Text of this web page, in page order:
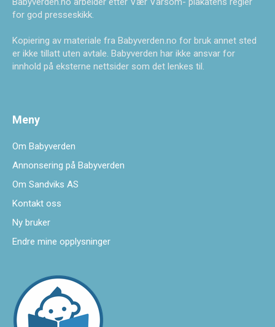
for god presseskikk.
Kopiering av materiale fra Babyverden.no for bruk annet sted
er ikke tillatt uten avtale. Babyverden har ikke ansvar for
innhold på eksterne nettsider som det lenkes til.
Meny
Om Babyverden
Annonsering på Babyverden
Om Sandviks AS
Kontakt oss
Ny bruker
Endre mine opplysninger